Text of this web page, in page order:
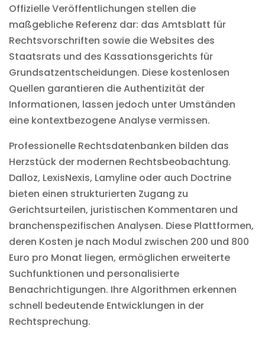
Offizielle Veröffentlichungen stellen die
maßgebliche Referenz dar: das Amtsblatt für
Rechtsvorschriften sowie die Websites des
Staatsrats und des Kassationsgerichts für
Grundsatzentscheidungen. Diese kostenlosen
Quellen garantieren die Authentizität der
Informationen, lassen jedoch unter Umständen
eine kontextbezogene Analyse vermissen.
Professionelle Rechtsdatenbanken bilden das
Herzstück der modernen Rechtsbeobachtung.
Dalloz, LexisNexis, Lamyline oder auch Doctrine
bieten einen strukturierten Zugang zu
Gerichtsurteilen, juristischen Kommentaren und
branchenspezifischen Analysen. Diese Plattformen,
deren Kosten je nach Modul zwischen 200 und 800
Euro pro Monat liegen, ermöglichen erweiterte
Suchfunktionen und personalisierte
Benachrichtigungen. Ihre Algorithmen erkennen
schnell bedeutende Entwicklungen in der
Rechtsprechung.